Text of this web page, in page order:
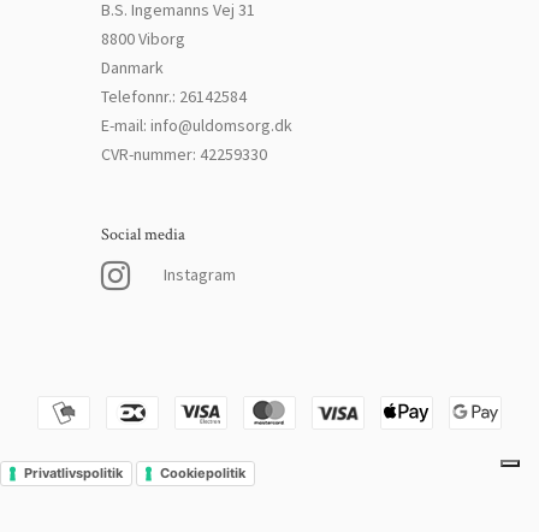
B.S. Ingemanns Vej 31
8800 Viborg
Danmark
Telefonnr.: 26142584
E-mail: info@uldomsorg.dk
CVR-nummer: 42259330
Social media
Instagram
Privatlivspolitik Cookiepolitik